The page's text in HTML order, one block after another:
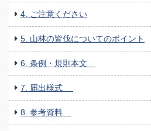
4. ご注意ください
5. 山林の皆伐についてのポイント
6. 条例・規則本文
7. 届出様式
8. 参考資料